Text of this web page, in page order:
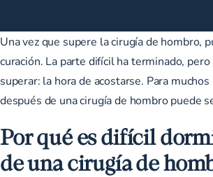
Una vez que supere la cirugía de hombro,
curación. La parte difícil ha terminado,
superar: la hora de acostarse. Para
después de una cirugía de hombro puede
Por qué es difícil
de una cirugía de